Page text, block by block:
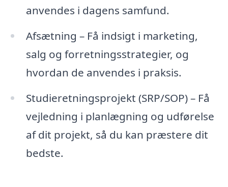
anvendes i dagens samfund.
Afsætning – Få indsigt i marketing,
salg og forretningsstrategier, og
hvordan de anvendes i praksis.
Studieretningsprojekt (SRP/SOP) – Få
vejledning i planlægning og udførelse
af dit projekt, så du kan præstere dit
bedste.